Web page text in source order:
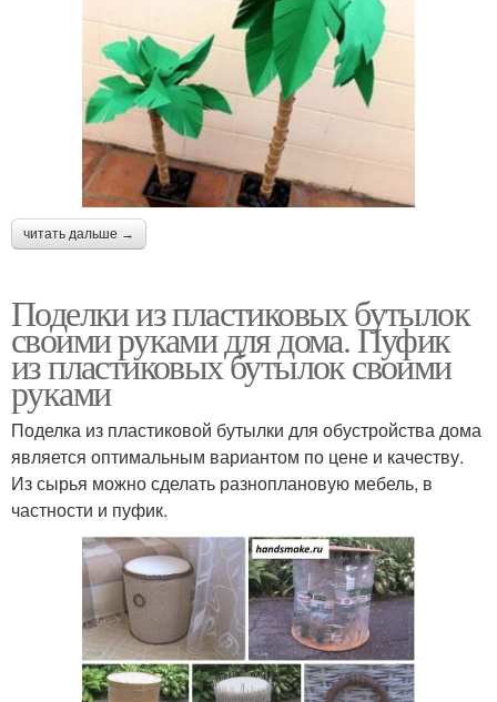
читать дальше →
Поделки из пластиковых бутылок
своими руками для дома. Пуфик
из пластиковых бутылок своими
руками
Поделка из пластиковой бутылки для обустройства дома
является оптимальным вариантом по цене и качеству.
Из сырья можно сделать разноплановую мебель, в
частности и пуфик.